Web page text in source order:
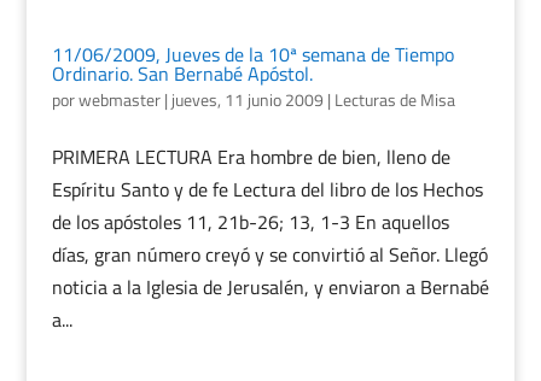
11/06/2009, Jueves de la 10ª semana de Tiempo
Ordinario. San Bernabé Apóstol.
porwebmaster| jueves, 11 junio 2009 | Lecturas de Misa
PRIMERA LECTURA Era hombre de bien, lleno de
Espíritu Santo y de fe Lectura del libro de los Hechos
de los apóstoles 11, 21b-26; 13, 1-3 En aquellos
días, gran número creyó y se convirtió al Señor. Llegó
noticia a la Iglesia de Jerusalén, y enviaron a Bernabé
a...